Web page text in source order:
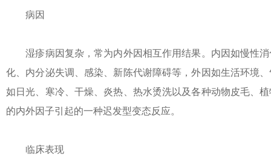
病因
湿疹病因复杂，常为内外因相互作用结果。内因如慢性消
化、内分泌失调、感染、新陈代谢障碍等，外因如生活环境
如日光、寒冷、干燥、炎热、热水烫洗以及各种动物皮毛、
的内外因子引起的一种迟发型变态反应。
临床表现